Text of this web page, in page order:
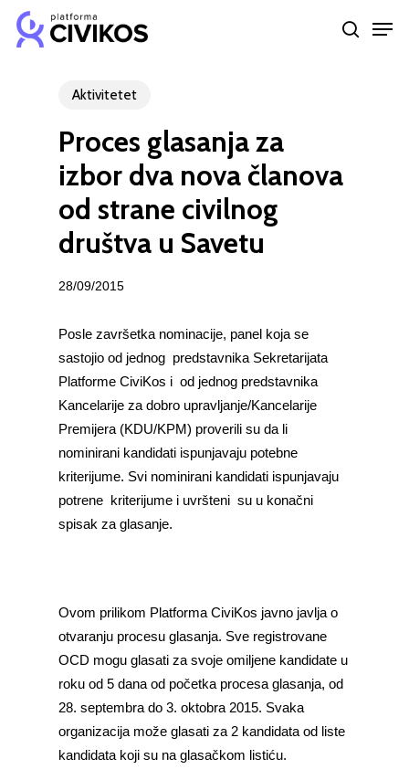
Skip
search
Aktivitetet
Proces glasanja za
izbor dva nova članova
od strane civilnog
društva u Savetu
28/09/2015
Posle završetka nominacije, panel koja se
sastojio od jednog predstavnika Sekretarijata
Platforme CiviKos i od jednog predstavnika
Kancelarije za dobro upravljanje/Kancelarije
Premijera (KDU/KPM) proverili su da li
nominirani kandidati ispunjavaju potebne
kriterijume. Svi nominirani kandidati ispunjavaju
potrene kriterijume i uvršteni su u konačni
spisak za glasanje.
Ovom prilikom Platforma CiviKos javno javlja o
otvaranju procesu glasanja. Sve registrovane
OCD mogu glasati za svoje omiljene kandidate u
roku od 5 dana od početka procesa glasanja, od
28. septembra do 3. oktobra 2015. Svaka
organizacija može glasati za 2 kandidata od liste
kandidata koji su na glasačkom listiću.